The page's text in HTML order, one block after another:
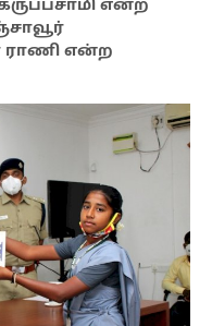
என்ற
ராணி என்ற